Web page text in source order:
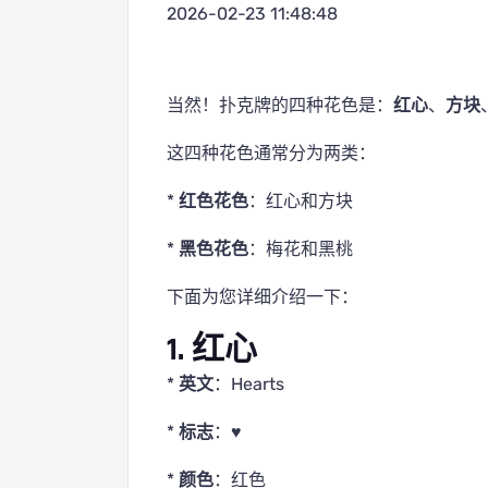
2026-02-23 11:48:48
当然！扑克牌的四种花色是： 红心、 方块、
这四种花色通常分为两类：
* 红色花色：红心和方块
* 黑色花色：梅花和黑桃
下面为您详细介绍一下：
1. 红心
* 英文：Hearts
* 标志：♥
* 颜色：红色